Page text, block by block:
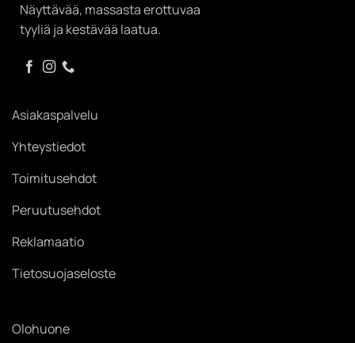
Näyttävää, massasta erottuvaa
tyyliä ja kestävää laatua.
Asiakaspalvelu
Yhteystiedot
Toimitusehdot
Peruutusehdot
Reklamaatio
Tietosuojaseloste
Olohuone